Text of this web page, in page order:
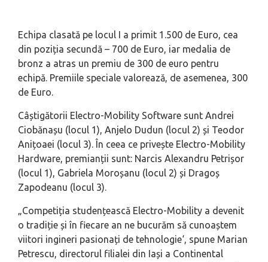
Echipa clasată pe locul I a primit 1.500 de Euro, cea
din poziția secundă – 700 de Euro, iar medalia de
bronz a atras un premiu de 300 de euro pentru
echipă. Premiile speciale valorează, de asemenea, 300
de Euro.
Câștigătorii Electro-Mobility Software sunt Andrei
Ciobănașu (locul 1), Anjelo Dudun (locul 2) și Teodor
Anițoaei (locul 3). În ceea ce privește Electro-Mobility
Hardware, premianții sunt: Narcis Alexandru Petrișor
(locul 1), Gabriela Moroșanu (locul 2) și Dragoș
Zapodeanu (locul 3).
„Competiția studențească Electro-Mobility a devenit
o tradiție și în fiecare an ne bucurăm să cunoaștem
viitori ingineri pasionați de tehnologie‘, spune Marian
Petrescu, directorul filialei din Iași a Continental